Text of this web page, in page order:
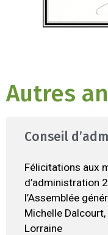
Autres
Conseil
Félicitations aux
d’administration
l’Assemblée
Michelle
Lorraine